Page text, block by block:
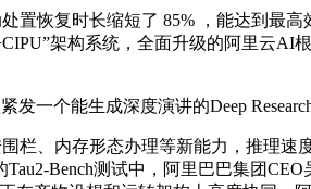
恢复时长缩短了 85% ，能达到最高
架构系统，全面升级的阿里云
个能生成深度演讲的Deep
、内存形态办理等新能力，推理速
Bench测试中，阿里巴巴集团